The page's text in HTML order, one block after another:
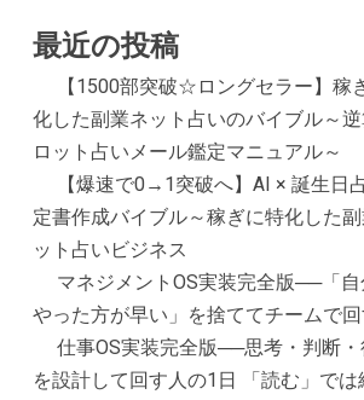
最近の投稿
【1500部突破☆ロングセラー】稼
化した副業ネット占いのバイブル～逆
ロット占いメール鑑定マニュアル～
【爆速で0→1突破へ】AI × 誕生日
定書作成バイブル～稼ぎに特化した
ット占いビジネス
マネジメントOS実装完全版──「
やった方が早い」を捨ててチームで
仕事OS実装完全版──思考・判断・
を設計して回す人の1日 「読む」では